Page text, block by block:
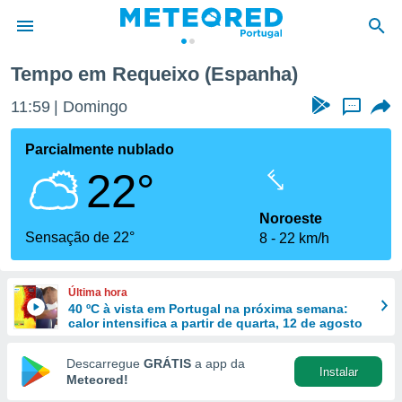
da
foi
fornecidas
a este
das
e
forma
digital
Tempo em Requeixo (Espanha)
11:59 Domingo ...
Parcialmente nublado
22°
Sensação de 22°
Noroeste
8
22 km/h
Última hora
40 ºC à vista em Portugal na próxima semana:
calor intensifica a partir de quarta, 12 de agosto
Descarregue GRÁTIS a app da
Meteored!
Instalar